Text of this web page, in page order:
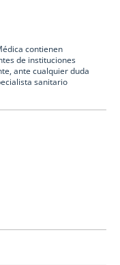
contienen
de instituciones
ante cualquier duda
sanitario